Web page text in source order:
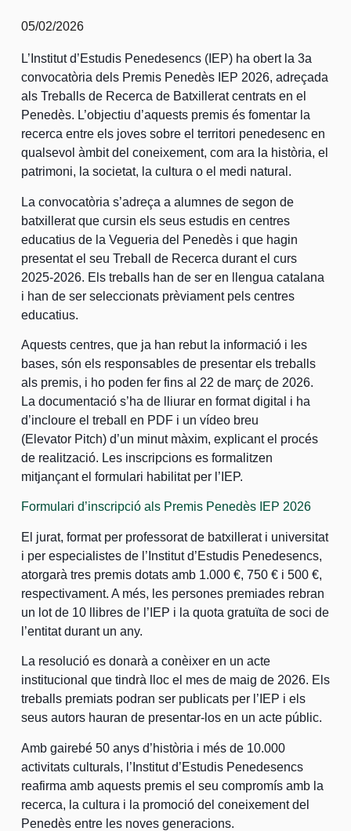
05/02/2026
L’Institut d’Estudis Penedesencs (IEP) ha obert la 3a
convocatòria dels Premis Penedès IEP 2026, adreçada
als Treballs de Recerca de Batxillerat centrats en el
Penedès. L’objectiu d’aquests premis és fomentar la
recerca entre els joves sobre el territori penedesenc en
qualsevol àmbit del coneixement, com ara la història, el
patrimoni, la societat, la cultura o el medi natural.
La convocatòria s’adreça a alumnes de segon de
batxillerat que cursin els seus estudis en centres
educatius de la Vegueria del Penedès i que hagin
presentat el seu Treball de Recerca durant el curs
2025-2026. Els treballs han de ser en llengua catalana
i han de ser seleccionats prèviament pels centres
educatius.
Aquests centres, que ja han rebut la informació i les
bases, són els responsables de presentar els treballs
als premis, i ho poden fer fins al 22 de març de 2026.
La documentació s’ha de lliurar en format digital i ha
d’incloure el treball en PDF i un vídeo breu
(Elevator Pitch) d’un minut màxim, explicant el procés
de realització. Les inscripcions es formalitzen
mitjançant el formulari habilitat per l’IEP.
Formulari d’inscripció als Premis Penedès IEP 2026
El jurat, format per professorat de batxillerat i universitat
i per especialistes de l’Institut d’Estudis Penedesencs,
atorgarà tres premis dotats amb 1.000 €, 750 € i 500 €,
respectivament. A més, les persones premiades rebran
un lot de 10 llibres de l’IEP i la quota gratuïta de soci de
l’entitat durant un any.
La resolució es donarà a conèixer en un acte
institucional que tindrà lloc el mes de maig de 2026. Els
treballs premiats podran ser publicats per l’IEP i els
seus autors hauran de presentar-los en un acte públic.
Amb gairebé 50 anys d’història i més de 10.000
activitats culturals, l’Institut d’Estudis Penedesencs
reafirma amb aquests premis el seu compromís amb la
recerca, la cultura i la promoció del coneixement del
Penedès entre les noves generacions.